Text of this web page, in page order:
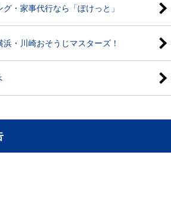
・家事代行なら「ぽけっと」
・川崎おそうじマスターズ！